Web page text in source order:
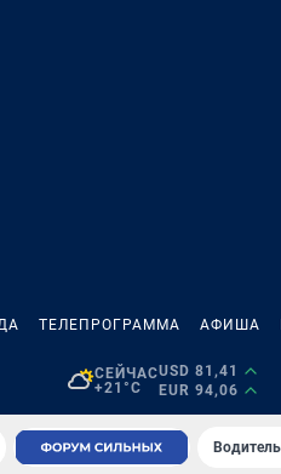
ТЕЛЕПРОГРАММА АФИША
СЕЙЧАС
+21°C
USD 81,41
EUR 94,06